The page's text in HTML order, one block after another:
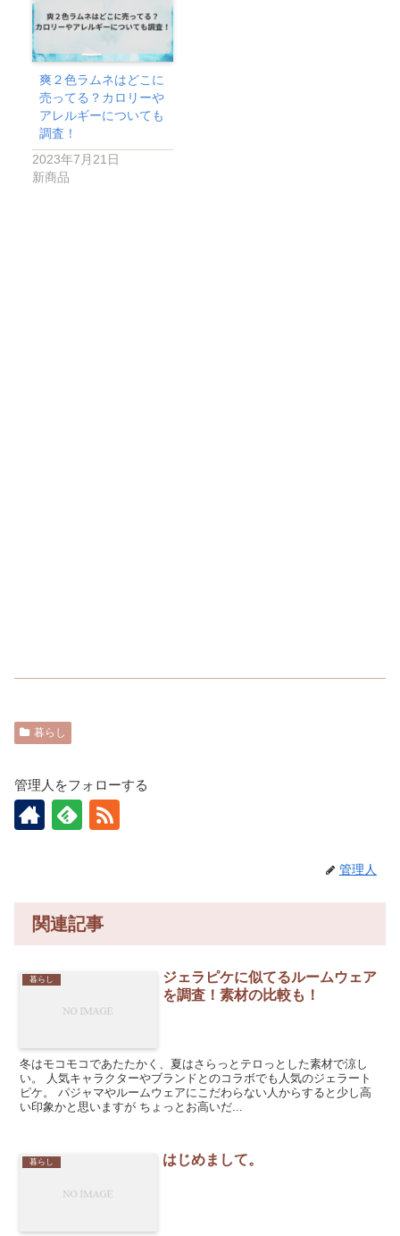
爽２色ラムネはどこに
売ってる？カロリーや
アレルギーについても
調査！
2023年7月21日
新商品
暮らし
管理人をフォローする
管理人
関連記事
暮らし
ジェラピケに似てるルームウェア
を調査！素材の比較も！
冬はモコモコであたたかく、夏はさらっとテロっとした素材で涼し
い。 人気キャラクターやブランドとのコラボでも人気のジェラート
ピケ。 パジャマやルームウェアにこだわらない人からすると少し高
い印象かと思いますが ちょっとお高いだ...
暮らし はじめまして。